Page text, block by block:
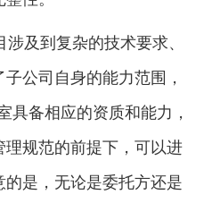
及到复杂的技术要求、
公司自身的能力范围，
具备相应的资质和能力，
规范的前提下，可以进
是，无论是委托方还是